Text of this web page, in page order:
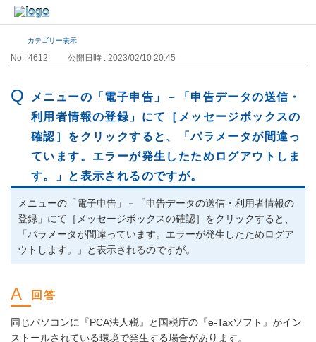
カテゴリー表示
No : 4612 公開日時 : 2023/02/10 20:45
メニューの「電子申告」－「申告データの送信・
利用者情報の登録」にて［メッセージボックスの
確認］をクリックすると、「パラメータが間違っ
ています。エラーが発生したためログアウトしま
す。」と表示されるのですが。
メニューの「電子申告」－「申告データの送信・利用者情報の
登録」にて［メッセージボックスの確認］をクリックすると、
「パラメータが間違っています。エラーが発生したためログア
ウトします。」と表示されるのですが。
同じパソコンに『PCA法人税』と国税庁の『e-Taxソフト』がイン
ストールされている環境で発生する場合があります。